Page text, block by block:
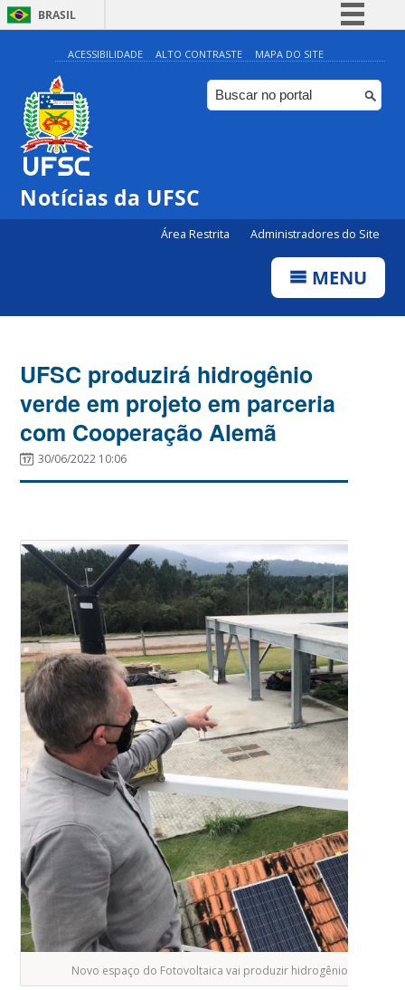
BRASIL
Simplifique!
Comunica BR
Participe
ACESSIBILIDADE ALTO CONTRASTE MAPA DO SITE
Notícias da UFSC
Área Restrita Administradores do Site
MENU
UFSC produzirá hidrogênio
verde em projeto em parceria
com Cooperação Alemã
30/06/2022 10:06
Novo espaço do Fotovoltaica vai produzir hidrogênio verde